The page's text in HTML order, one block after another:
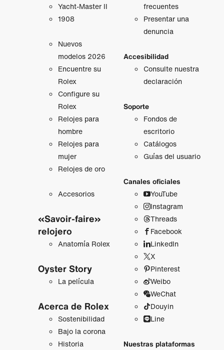
Yacht-Master II
1908
Nuevos
modelos 2026
Encuentre su
Rolex
Configure su
Rolex
Relojes para
hombre
Relojes para
mujer
Relojes de oro
Accesorios
«Savoir-faire»
relojero
Anatomía Rolex
Oyster Story
La película
Acerca de Rolex
Sostenibilidad
Bajo la corona
Historia
frecuentes
Presentar una
denuncia
Accesibilidad
Consulte nuestra
declaración
Soporte
Fondos de
escritorio
Catálogos
Guías del usuario
Canales oficiales
YouTube
Instagram
Threads
Facebook
LinkedIn
X
Pinterest
Weibo
WeChat
Douyin
Line
Nuestras plataformas